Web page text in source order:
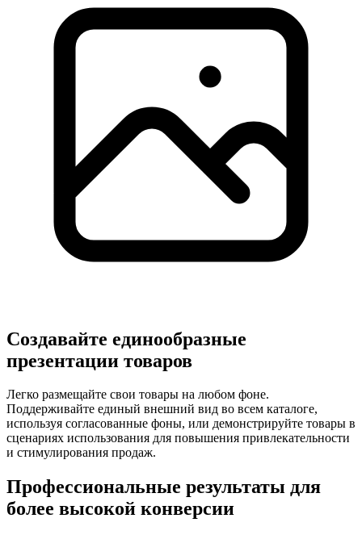
Создавайте единообразные
презентации товаров
Легко размещайте свои товары на любом фоне.
Поддерживайте единый внешний вид во всем каталоге,
используя согласованные фоны, или демонстрируйте товары в
сценариях использования для повышения привлекательности
и стимулирования продаж.
Профессиональные результаты для
более высокой конверсии